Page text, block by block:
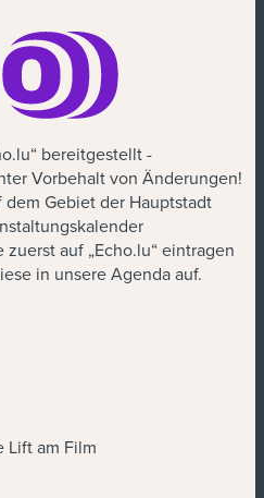
bereitgestellt -
Vorbehalt von Änderungen!
Gebiet der Hauptstadt
auf „Echo.lu“ eintragen
in unsere Agenda auf.
Lift am Film